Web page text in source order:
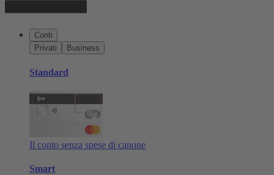
Conti
Privati
Business
Standard
Il conto senza spese di canone
Smart